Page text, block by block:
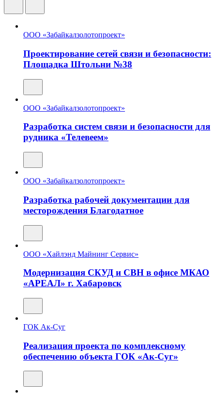
ООО «Забайкалзолотопроект»
Проектирование сетей связи и безопасности:
Площадка Штольни №38
ООО «Забайкалзолотопроект»
Разработка систем связи и безопасности для
рудника «Телевеем»
ООО «Забайкалзолотопроект»
Разработка рабочей документации для
месторождения Благодатное
ООО «Хайлэнд Майнинг Сервис»
Модернизация СКУД и СВН в офисе МКАО
«АРЕАЛ» г. Хабаровск
ГОК Ак-Суг
Реализация проекта по комплексному
обеспечению объекта ГОК «Ак-Суг»